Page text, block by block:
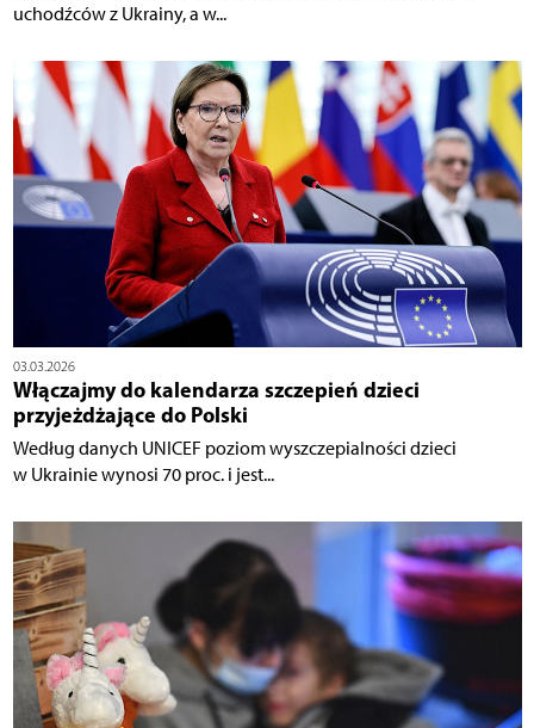
uchodźców z Ukrainy, a w...
03.03.2026
Włączajmy do kalendarza szczepień dzieci
przyjeżdżające do Polski
Według danych UNICEF poziom wyszczepialności dzieci
w Ukrainie wynosi 70 proc. i jest...